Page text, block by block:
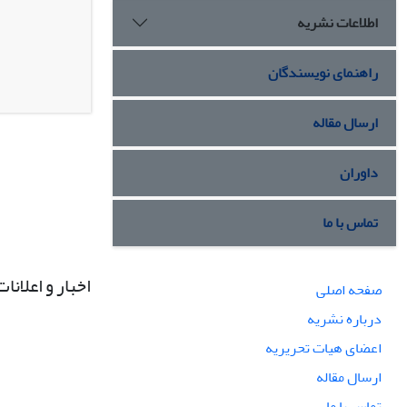
اطلاعات نشریه
راهنمای نویسندگان
ارسال مقاله
داوران
تماس با ما
صفحه اصلی
درباره نشریه
اعضای هیات تحریریه
ارسال مقاله
اخبار و